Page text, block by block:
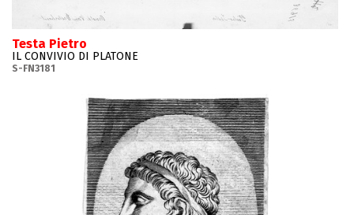
Testa Pietro
IL CONVIVIO DI PLATONE
S-FN3181